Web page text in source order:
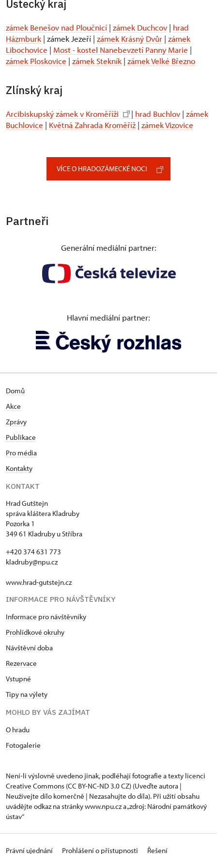
Ústecký kraj
zámek Benešov nad Ploučnicí | zámek Duchcov | hrad
Házmburk | zámek Jezeří | zámek Krásný Dvůr | zámek
Libochovice | Most - kostel Nanebevzetí Panny Marie |
zámek Ploskovice | zámek Stekník | zámek Velké Březno
Zlínský kraj
Arcibiskupský zámek v Kroměříži | hrad Buchlov | zámek
Buchlovice | Květná Zahrada Kroměříž | zámek Vizovice
VÍCE O HRADOZÁMECKÉ NOCI
Partneři
Generální mediální partner:
Hlavní mediální partner:
Domů
Akce
Zprávy
Publikace
Pro média
Kontakty
KONTAKT
Hrad Gutštejn
správa kláštera Kladruby
Pozorka 1
349 61 Kladruby u Stříbra
+420 374 631 773
kladruby@npu.cz
www.hrad-gutstejn.cz
INFORMACE PRO NÁVŠTĚVNÍKY
Informace pro návštěvníky
Prohlídkové okruhy
Návštěvní doba
Rezervace
Vstupné
Tipy na výlety
MOHLO BY VÁS ZAJÍMAT
O hradu
Fotogalerie
Není-li výslovně uvedeno jinak, podléhají fotografie a texty licenci
Creative Commons (CC BY-NC-ND 3.0 CZ) (Uveďte autora |
Neužívejte dílo komerčně | Nezasahujte do díla). Při užití obsahu
uvádějte odkaz na stránky www.npu.cz a „zdroj: Národní památkový
ústav“
Právní ujednání Prohlášení o přístupnosti Řešení